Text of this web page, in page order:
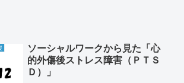
ソーシャルワークから見た「心
的外傷後ストレス障害（ＰＴＳ
Ｄ）」